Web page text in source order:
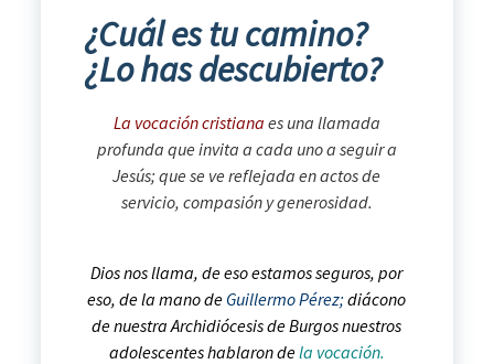
¿Cuál es tu camino?
¿Lo has descubierto?
La vocación cristiana es una llamada
profunda que invita a cada uno a seguir a
Jesús; que se ve reflejada en actos de
servicio, compasión y generosidad.
Dios nos llama, de eso estamos seguros, por
eso, de la mano de Guillermo Pérez; diácono
de nuestra Archidiócesis de Burgos nuestros
adolescentes hablaron dela vocación.